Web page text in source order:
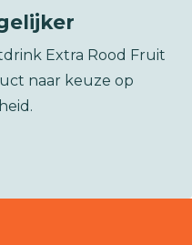
Extra Rood Fruit
naar keuze op